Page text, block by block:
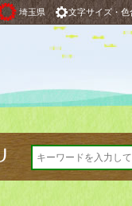
埼玉県 文字サイズ・色